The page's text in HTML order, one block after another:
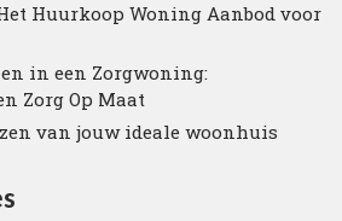
Huurkoop Woning Aanbod voor
in een Zorgwoning:
Zorg Op Maat
van jouw ideale woonhuis